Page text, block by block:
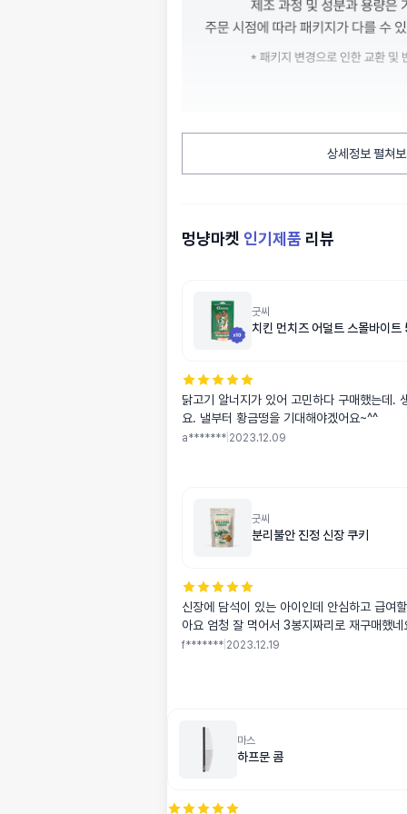
상세정보 펼쳐
멍냥마켓 인기제품 리뷰
굿씨
치킨 먼치즈 어덜트 스몰바이
닭고기 알너지가 있어 고민하다 구매했는데.
요. 낼부터 황금떵을 기대해야겠어요~^^
a******* 2023.12.09
굿씨
분리불안 진정 신장 쿠키
신장에 담석이 있는 아이인데 안심하고 급여
아요 엄청 잘 먹어서 3봉지짜리로 재구매했네
f******* 2023.12.19
마스
하프문 콤